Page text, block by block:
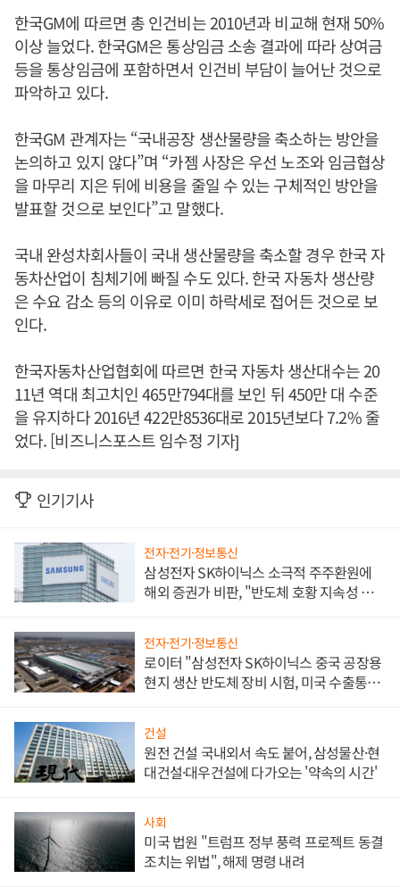
한국GM에 따르면 총 인건비는 2010년과 비교해 현재 50%
이상 늘었다. 한국GM은 통상임금 소송 결과에 따라 상여금
등을 통상임금에 포함하면서 인건비 부담이 늘어난 것으로
파악하고 있다.
한국GM 관계자는 “국내공장 생산물량을 축소하는 방안을
논의하고 있지 않다”며 “카젬 사장은 우선 노조와 임금협상
을 마무리 지은 뒤에 비용을 줄일 수 있는 구체적인 방안을
발표할 것으로 보인다”고 말했다.
국내 완성차회사들이 국내 생산물량을 축소할 경우 한국 자
동차산업이 침체기에 빠질 수도 있다. 한국 자동차 생산량
은 수요 감소 등의 이유로 이미 하락세로 접어든 것으로 보
인다.
한국자동차산업협회에 따르면 한국 자동차 생산대수는 20
11년 역대 최고치인 465만794대를 보인 뒤 450만 대 수준
을 유지하다 2016년 422만8536대로 2015년보다 7.2% 줄
었다. [비즈니스포스트 임수정 기자]
인기기사
전자·전기·정보통신
삼성전자 SK하이닉스 소극적 주주환원에
해외 증권가 비판, "반도체 호황 지속성 의
전자·전기·정보통신
로이터 "삼성전자 SK하이닉스 중국 공장용
현지 생산 반도체 장비 시험, 미국 수출통제
건설
원전 건설 국내외서 속도 붙어, 삼성물산·현
대건설·대우건설에 다가오는 '약속의 시간'
사회
미국 법원 "트럼프 정부 풍력 프로젝트 동결
조치는 위법", 해제 명령 내려